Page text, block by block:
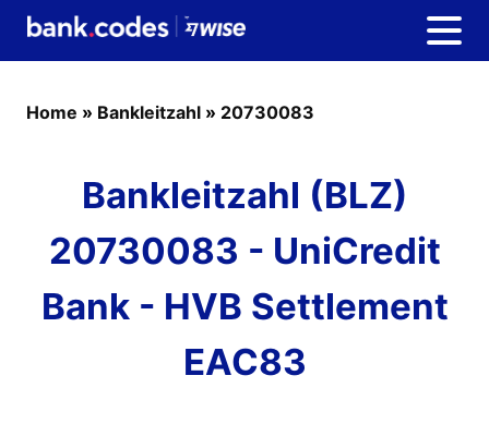
Home » Bankleitzahl » 20730083
Bankleitzahl (BLZ)
20730083 - UniCredit
Bank - HVB Settlement
EAC83